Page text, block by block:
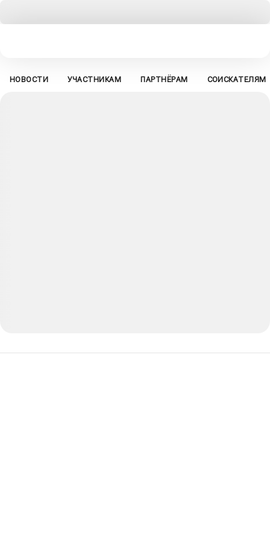
НОВОСТИ УЧАСТНИКАМ ПАРТНЁРАМ СОИСКАТЕЛЯМ